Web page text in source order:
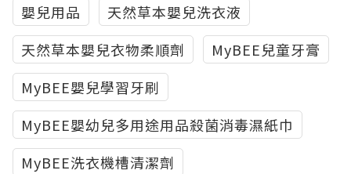
嬰兒用品
天然草本嬰兒洗衣液
天然草本嬰兒衣物柔順劑
MyBEE兒童牙膏
MyBEE嬰兒學習牙刷
MyBEE嬰幼兒多用途用品殺菌消毒濕紙巾
MyBEE洗衣機槽清潔劑